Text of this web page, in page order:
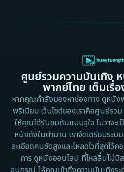
ศูนย์รวมความบันเทิง
พากย์ไทย เต็มเรื่
หากคุณกำลังมองหาช่องทาง ดูหนั
พรีเมียม เว็บไซต์ของเราคือศูนย์รว
ให้คุณได้รับชมกันแบบจุใจ ไม่ว่าจะ
หนังดังในตำนาน เราจัดเตรียมระ
ละเอียดคมชัดสูงและโหลดไวที่สุดไว้
การ ดูหนังออนไลน์ ที่ไหลลื่นไม่มี